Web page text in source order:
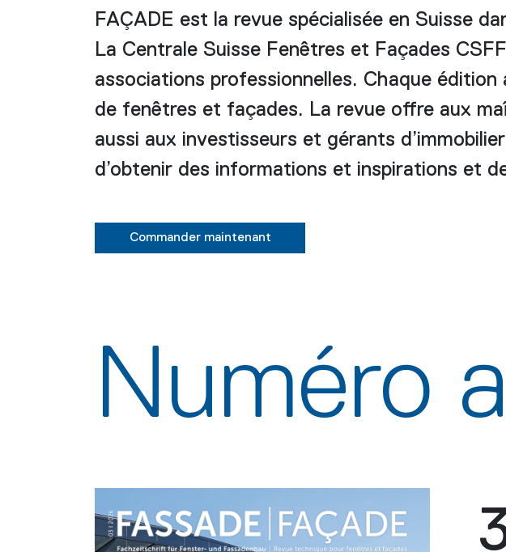
FAÇADE est la revue spécialisée en Suisse
La Centrale Suisse Fenêtres et Façades
associations professionnelles. Chaque
de fenêtres et façades. La revue offre aux
aussi aux investisseurs et gérants
d’obtenir des informations et inspirations et
Commander maintenant
Numéro